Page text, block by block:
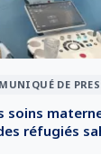
DE
soins
réfugiés